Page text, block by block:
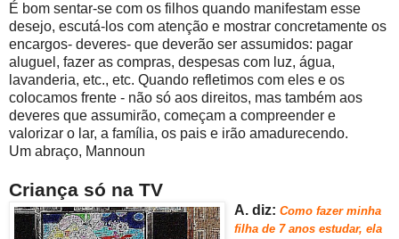
É bom sentar-se com os filhos quando manifestam esse
desejo, escutá-los com atenção e mostrar concretamente os
encargos- deveres- que deverão ser assumidos: pagar
aluguel, fazer as compras, despesas com luz, água,
lavanderia, etc., etc. Quando refletimos com eles e os
colocamos frente - não só aos direitos, mas também aos
deveres que assumirão, começam a compreender e
valorizar o lar, a família, os pais e irão amadurecendo.
Um abraço, Mannoun
Criança só na TV
A. diz: Como fazer minha
filha de 7 anos estudar, ela